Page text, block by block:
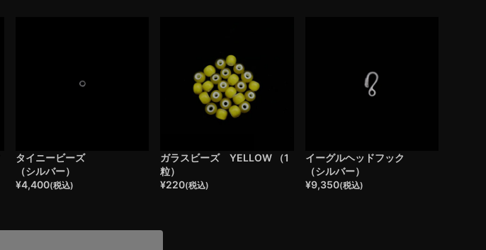
タイニービーズ
（シルバー）
¥4,400(税込)
ガラスビーズ YELLOW （1
粒）
¥220(税込)
イーグルヘッドフック
（シルバー）
¥9,350(税込)